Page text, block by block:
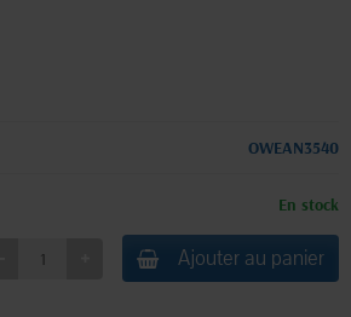
OWEAN3540
En stock
Ajouter au panier